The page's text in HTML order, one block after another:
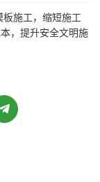
施工，缩短施工
，提升安全文明施